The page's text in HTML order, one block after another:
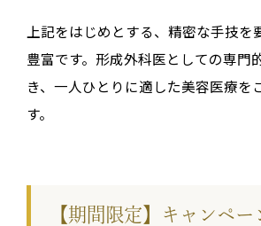
上記をはじめとする、精密な手技を
豊富です。形成外科医としての専門
き、一人ひとりに適した美容医療を
す。
【期間限定】キャンペ